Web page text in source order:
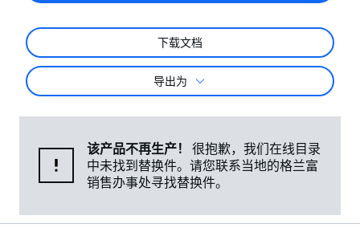
下载文档
导出为
该产品不再生产！
很抱歉，我们在线目录
中未找到替换件。请您联系当地的格兰富
销售办事处寻找替换件。